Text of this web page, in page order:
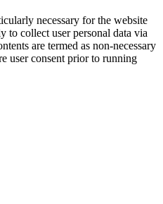
necessary for the website
to collect user personal data via
are termed as non-necessary
user consent prior to running